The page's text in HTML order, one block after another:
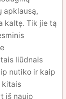
apklausą,
kaltę. Tik jie tą
liūdnais
nutiko ir kaip
kitais
iš naujo